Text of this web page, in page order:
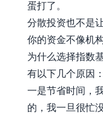
蛋打了。
分散投资也不是
你的资金不像机
为什么选择指数
有以下几个原因：
一是节省时间，
的，我一旦很忙